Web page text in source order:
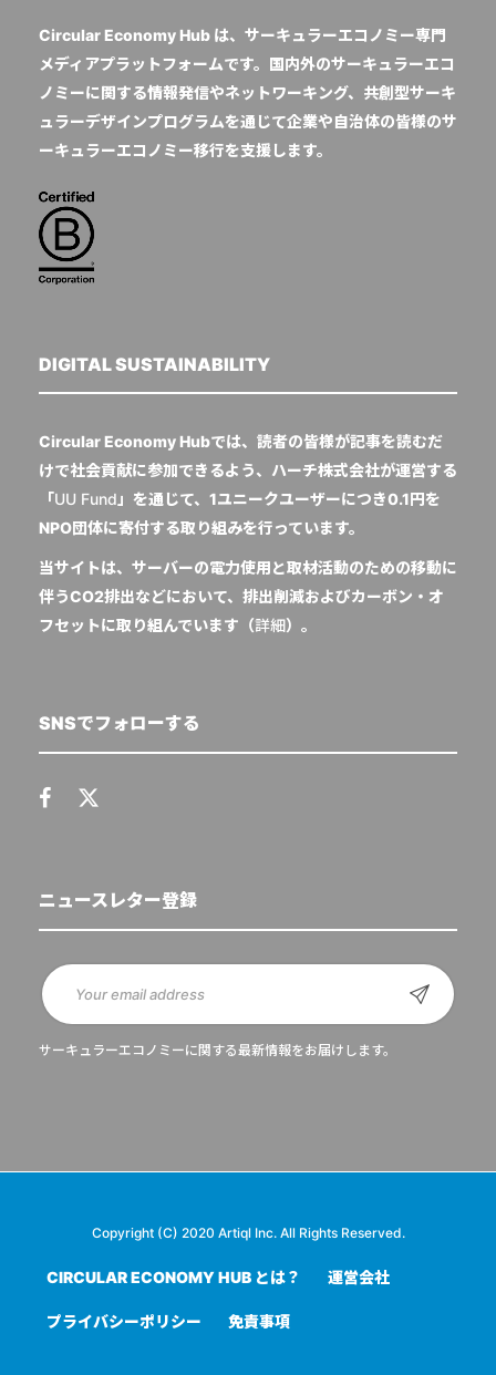
Circular Economy Hub は、サーキュラーエコノミー専門
メディアプラットフォームです。国内外のサーキュラーエコ
ノミーに関する情報発信やネットワーキング、共創型サーキ
ュラーデザインプログラムを通じて企業や自治体の皆様のサ
ーキュラーエコノミー移行を支援します。
DIGITAL SUSTAINABILITY
Circular Economy Hubでは、読者の皆様が記事を読むだ
けで社会貢献に参加できるよう、ハーチ株式会社が運営する
「UU Fund 」を通じて、1ユニークユーザーにつき0.1円を
NPO団体に寄付する取り組みを行っています。
当サイトは、サーバーの電力使用と取材活動のための移動に
伴うCO2排出などにおいて、排出削減およびカーボン・オ
フセットに取り組んでいます（詳細）。
SNSでフォローする
ニュースレター登録
サーキュラーエコノミーに関する最新情報をお届けします。
Copyright (C) 2020 Artiql Inc. All Rights Reserved.
CIRCULAR ECONOMY HUB とは？ 運営会社
プライバシーポリシー 免責事項